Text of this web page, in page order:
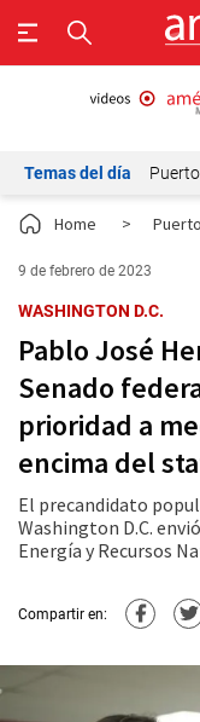
Temas del día
Home >
9 de febrero de 2023
WASHINGTON D.C.
Pablo José
Senado
prioridad a
encima del
El precandidato
Washington D.C.
Energía y Recursos
Compartir en: